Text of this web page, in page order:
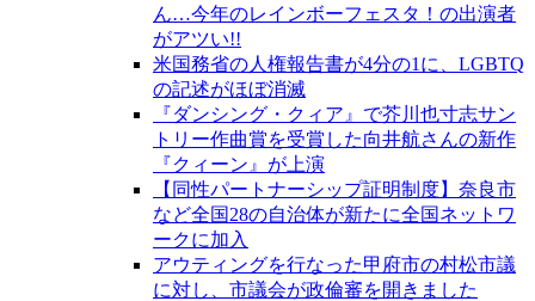
ん…今年のレインボーフェスタ！の出演者
がアツい!!
米国務省の人権報告書が4分の1に、LGBTQ
の記述がほぼ消滅
『ダンシング・クィア』で芥川也寸志サン
トリー作曲賞を受賞した向井航さんの新作
『クィーン』が上演
【同性パートナーシップ証明制度】奈良市
など全国28の自治体が新たに全国ネットワ
ークに加入
アウティングを行なった甲府市の村松市議
に対し、市議会が政倫審を開きました